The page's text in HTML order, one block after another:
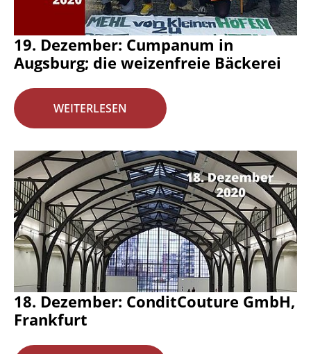
19. Dezember: Cumpanum in
Augsburg; die weizenfreie Bäckerei
WEITERLESEN
18. Dezember: ConditCouture GmbH,
Frankfurt